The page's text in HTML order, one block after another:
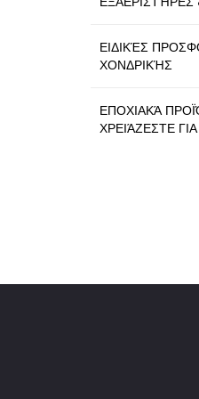
ΕΙΔΙΚΈΣ
ΧΟΝΔΡΙΚΉΣ
ΕΠΟΧΙΑΚΆ
ΧΡΕΙΆΖΕΣΤΕ